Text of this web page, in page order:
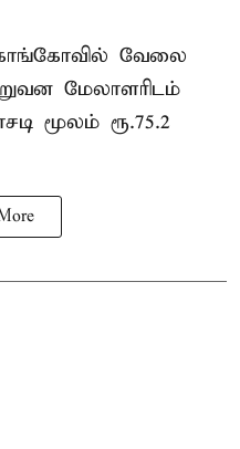
வில் வேலை
மேலாளரிடம்
மூலம் ரூ.75.2